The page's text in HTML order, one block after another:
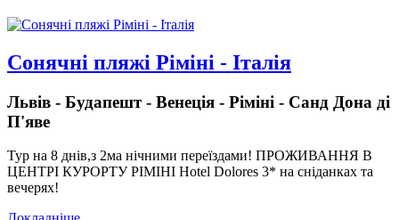
Сонячні пляжі Ріміні - Італія
Львів - Будапешт - Венеція - Ріміні - Санд Дона ді
П'яве
Тур на 8 днів,з 2ма нічними переїздами! ПРОЖИВАННЯ В
ЦЕНТРІ КУРОРТУ РІМІНІ Hotel Dolores 3* на сніданках та
вечерях!